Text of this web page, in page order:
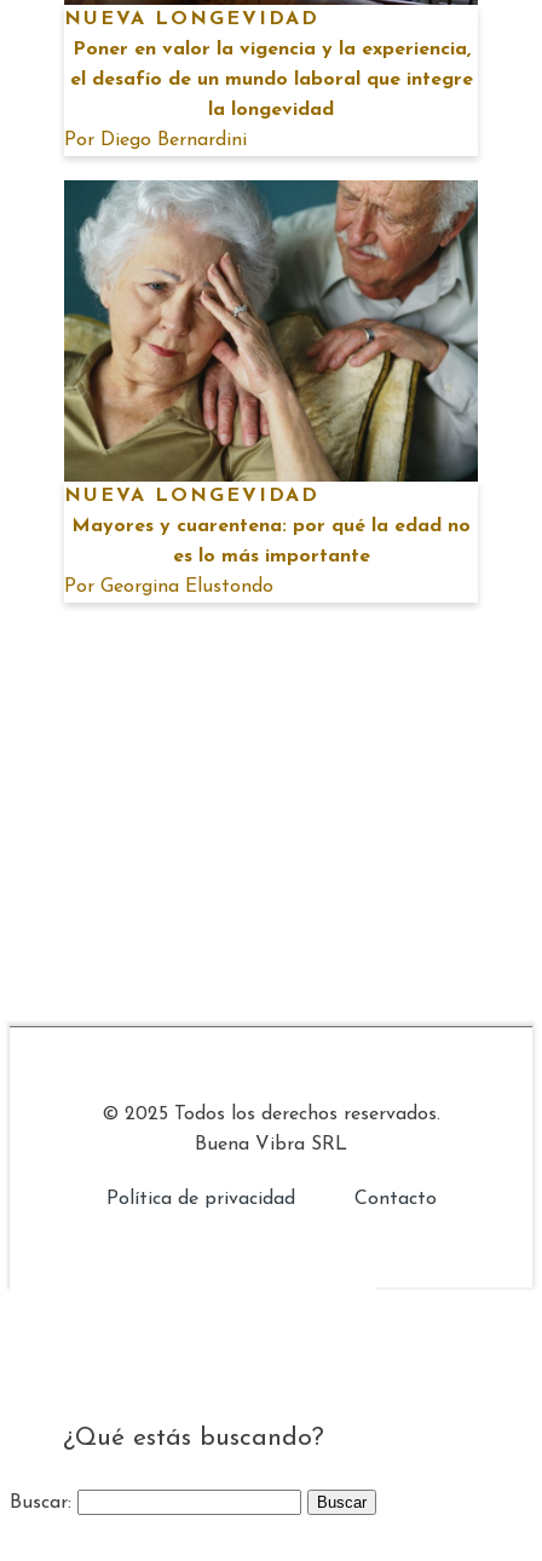
NUEVA LONGEVIDAD
Poner en valor la vigencia y la experiencia,
el desafío de un mundo laboral que integre
la longevidad
Por Diego Bernardini
NUEVA LONGEVIDAD
Mayores y cuarentena: por qué la edad no
es lo más importante
Por Georgina Elustondo
© 2025 Todos los derechos reservados.
Buena Vibra SRL
Política de privacidad Contacto
¿Qué estás buscando?
Buscar: